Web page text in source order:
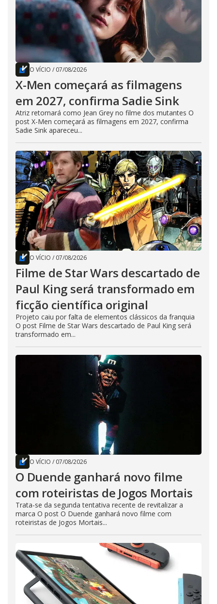
O VÍCIO / 07/08/2026
X-Men começará as filmagens
em 2027, confirma Sadie Sink
Atriz retornará como Jean Grey no filme dos mutantes O
post X-Men começará as filmagens em 2027, confirma
Sadie Sink apareceu...
O VÍCIO / 07/08/2026
Filme de Star Wars descartado de
Paul King será transformado em
ficção científica original
Projeto caiu por falta de elementos clássicos da franquia
O post Filme de Star Wars descartado de Paul King será
transformado em...
O VÍCIO / 07/08/2026
O Duende ganhará novo filme
com roteiristas de Jogos Mortais
Trata-se da segunda tentativa recente de revitalizar a
marca O post O Duende ganhará novo filme com
roteiristas de Jogos Mortais...